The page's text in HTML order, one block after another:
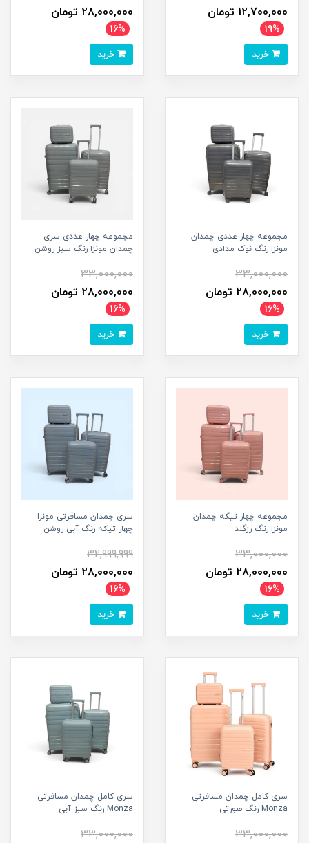
12,700,000 تومان
19%
28,000,000 تومان
16%
مجموعه چهار عددی چمدان
مونزا رنگ نوک مدادی
33,000,000
28,000,000 تومان
16%
مجموعه چهار عددی سری
چمدان مونزا رنگ سبز روشن
33,000,000
28,000,000 تومان
16%
مجموعه چهار تیکه چمدان
مونزا رنگ رزگلد
33,000,000
28,000,000 تومان
16%
سری چمدان مسافرتی مونزا
چهار تیکه رنگ آبی روشن
32,999,999
28,000,000 تومان
16%
سری کامل چمدان مسافرتی
Monza رنگ صورتی
33,000,000
سری کامل چمدان مسافرتی
Monza رنگ سبز آبی
33,000,000